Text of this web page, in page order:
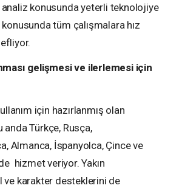
konusunda yeterli teknolojiye
konusunda tüm çalışmalara hız
gelişmesi ve ilerlemesi için
için hazırlanmış olan
Türkçe, Rusça,
Almanca, İspanyolca, Çince ve
hizmet veriyor. Yakın
ve karakter desteklerini de